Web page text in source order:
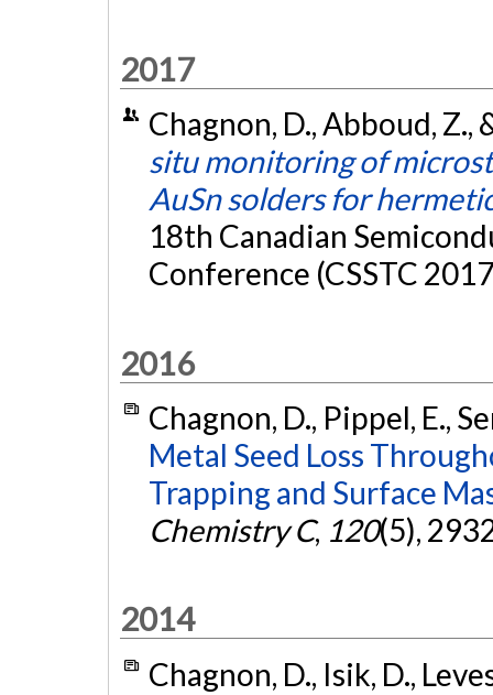
2017
Chagnon, D., Abboud,
situ monitoring of
AuSn solders for
18th Canadian
Conference (CSSTC
2016
Chagnon, D., Pippel, E.,
Metal Seed Loss
Trapping and Surface
Chemistry C, 120(5),
2014
Chagnon, D., Isik, D.,